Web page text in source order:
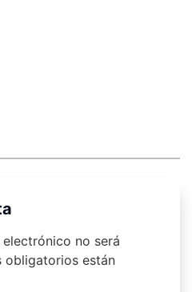
no será
obligatorios están